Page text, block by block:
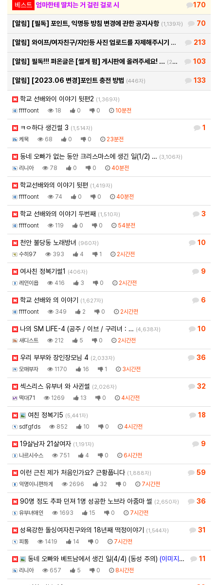
베스트 엄마한테 딸치는 거 걸린 걸로 시 170
70
[알림] [필독] 포인트, 익명등 방침 변경에 관한 공지사항 (1,139자)
213
[알림] 와이프/여자친구/지인등 사진 업로드를 자제해주시기 바랍… (460자)
103
[알림] 필독!!! 퍼온글은 [썰게 펌] 게시판에 올려주세요! … (290자)
133
[알림] [2023.06 변경]포인트 충전 방법 (446자)
학교 선배와이 이야기 뒷편2 (1,369자)
ffffoont 18 0 0 10분전
1
ㅋㅇ하다 생긴썰 3 (1,514자)
케묵 68 0 0 23분전
동네 오빠가 없는 동안 크리스마스에 생긴 일(1/2) … (3,106자)
리니아 78 0 0 40분전
학교선배와의 이야기 뒷편 (1,419자)
ffffoont 74 0 0 40분전
3
학교 선배와의 이야기 두번째 (1,510자)
ffffoont 119 0 0 54분전
10
천안 불당동 노래방녀 (960자)
수히97 393 4 1 2시간전
9
여사친 정복기썰1 (406자)
레인이욥 416 3 0 2시간전
6
학교 선배와 의 이야기 (1,627자)
ffffoont 349 2 0 2시간전
10
나의 SM LIFE-4 (공주 / 이브 / 구리녀 : … (4,638자)
새디스트 212 5 0 2시간전
36
우리 부부와 장인장모님 4 (2,033자)
모매부자 1170 16 1 3시간전
32
섹스리스 유부녀 와 사귄썰 (2,026자)
떡대71 1269 13 0 4시간전
18
여친 정복기5 (5,441자)
sdfgfds 852 10 0 4시간전
9
19살남자 21살여자 (1,191자)
나르시수스 751 4 0 6시간전
59
이런 근친 제가 처음인가요? 근황풉니다 (1,888자)
익명이니편하게 2696 32 0 7시간전
36
90명 정도 추파 던져 1명 성공한 노브라 아줌마 썰 (2,650자)
유부녀애인 1693 15 0 7시간전
31
성욕강한 돌싱여자친구와의 18년째 떡정이야기 (1,544자)
피통 1419 14 0 7시간전
11
동네 오빠와 베트남에서 생긴 일(4/4) (동성 주의) (이미지 블라인드)
리니아 657 5 0 8시간전